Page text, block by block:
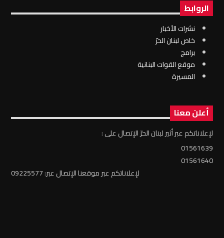
الروابط
نشرات الأخبار
خاص لبنان الحرّ
برامج
موقع القوات البنانية
المسيرة
أعلن معنا
لإعلاناتكم عبر أثير لبنان الحرّ الإتصال على :
01561639
01561640
لإعلاناتكم عبر موقعنا الإتصال عبر: 09225577